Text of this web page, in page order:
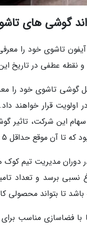
گوشی های تاشو
آیفون تاشوی خود را
و نقطه عطفی در تاریخ
گوشی تاشوی خود را
این شرکت، تاثیر
5 سال از حضور گوشی های تاشو در بازار می گذرد.
مدیریت تیم کوک
نسبی برسد و تعداد
تا بتواند محصولی
با فضاسازی مناسب